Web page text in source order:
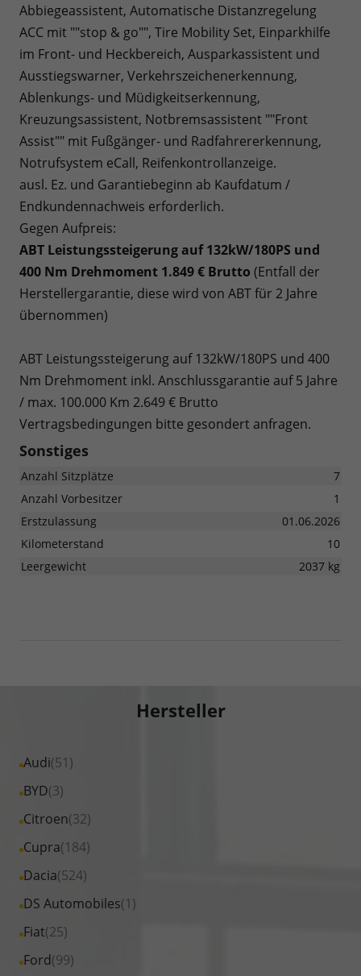
Abbiegeassistent, Automatische Distanzregelung
ACC mit ""stop & go"", Tire Mobility Set, Einparkhilfe
im Front- und Heckbereich, Ausparkassistent und
Ausstiegswarner, Verkehrszeichenerkennung,
Ablenkungs- und Müdigkeitserkennung,
Kreuzungsassistent, Notbremsassistent ""Front
Assist"" mit Fußgänger- und Radfahrererkennung,
Notrufsystem eCall, Reifenkontrollanzeige.
ausl. Ez. und Garantiebeginn ab Kaufdatum /
Endkundennachweis erforderlich.
Gegen Aufpreis:
ABT Leistungssteigerung auf 132kW/180PS und
400 Nm Drehmoment 1.849 € Brutto (Entfall der
Herstellergarantie, diese wird von ABT für 2 Jahre
übernommen)
ABT Leistungssteigerung auf 132kW/180PS und 400
Nm Drehmoment inkl. Anschlussgarantie auf 5 Jahre
/ max. 100.000 Km 2.649 € Brutto
Vertragsbedingungen bitte gesondert anfragen.
Sonstiges
Anzahl Sitzplätze
7
Anzahl Vorbesitzer
1
Erstzulassung
01.06.2026
Kilometerstand
10
Leergewicht
2037 kg
Hersteller
Audi(51)
Alle
Fahrzeuge
Audi
anzeigen
BYD(3)
Alle
Fahrzeuge
BYD
anzeigen
Citroen(32)
Alle
Fahrzeuge
Citroen
anzeigen
Cupra(184)
Alle
Fahrzeuge
Cupra
anzeigen
Dacia(524)
Alle
Fahrzeuge
Dacia
anzeigen
DS Automobiles(1)
Alle
Fahrzeuge
DS
Fiat(25)
Alle
Fahrzeuge
Ford(99)
Alle